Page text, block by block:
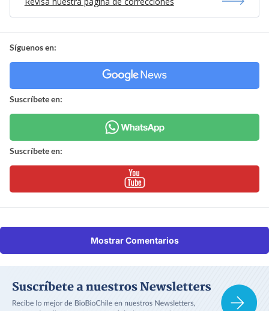
Síguenos en:
Suscríbete en:
Suscríbete en:
Mostrar Comentarios